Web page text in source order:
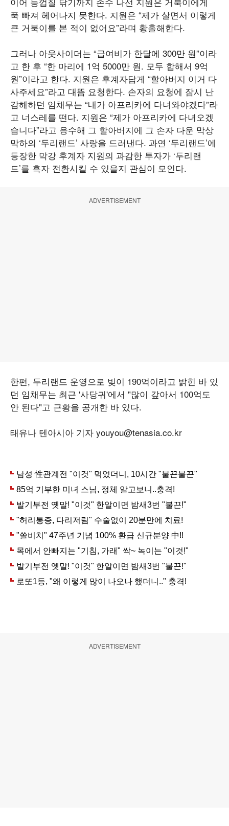
푹 빠져 헤어나지 못한다. 지원은 “제가 살면서 이렇게
큰 거북이를 본 적이 없어요”라며 황홀해한다.
그러나 아웃사이더는 “급여비가 한달에 300만 원”이라
고 한 후 “한 마리에 1억 5000만 원. 모두 합해서 9억
원”이라고 한다. 지원은 후계자답게 “할아버지 이거 다
사주세요”라고 대뜸 요청한다. 손자의 요청에 잠시 난
감해하던 임채무는 “내가 아프리카에 다녀와야겠다”라
고 너스레를 떤다. 지원은 “제가 아프리카에 다녀오겠
습니다”라고 응수해 그 할아버지에 그 손자 다운 막상
막하의 ‘두리랜드’ 사랑을 드러낸다. 과연 ‘두리랜드’에
등장한 막강 후계자 지원의 과감한 투자가 ‘두리랜
드’를 흑자 전환시킬 수 있을지 관심이 모인다.
ADVERTISEMENT
한편, 두리랜드 운영으로 빚이 190억이라고 밝힌 바 있
던 임채무는 최근 '사당귀'에서 "많이 갚아서 100억도
안 된다"고 근황을 공개한 바 있다.
태유나 텐아시아 기자 youyou@tenasia.co.kr
ADVERTISEMENT